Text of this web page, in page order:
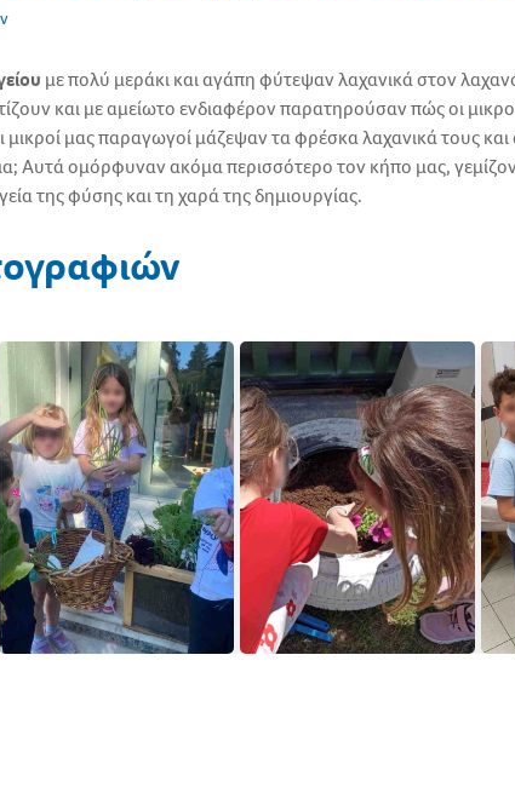
με πολύ μεράκι και αγάπη φύτεψαν λαχανικά στον
και με αμείωτο ενδιαφέρον παρατηρούσαν πώς οι
μικροί μας παραγωγοί μάζεψαν τα φρέσκα λαχανικά τους
Αυτά ομόρφυναν ακόμα περισσότερο τον κήπο μας,
της φύσης και τη χαρά της δημιουργίας.